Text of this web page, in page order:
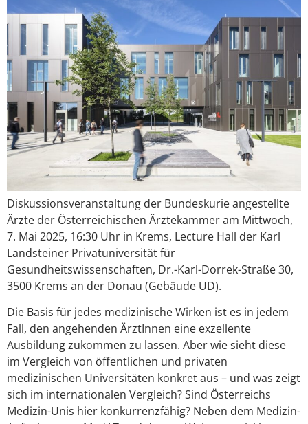
Diskussionsveranstaltung der Bundeskurie angestellte
Ärzte der Österreichischen Ärztekammer am Mittwoch,
7. Mai 2025, 16:30 Uhr in Krems, Lecture Hall der Karl
Landsteiner Privatuniversität für
Gesundheitswissenschaften, Dr.-Karl-Dorrek-Straße 30,
3500 Krems an der Donau (Gebäude UD).
Die Basis für jedes medizinische Wirken ist es in jedem
Fall, den angehenden ÄrztInnen eine exzellente
Ausbildung zukommen zu lassen. Aber wie sieht diese
im Vergleich von öffentlichen und privaten
medizinischen Universitäten konkret aus – und was zeigt
sich im internationalen Vergleich? Sind Österreichs
Medizin-Unis hier konkurrenzfähig? Neben dem Medizin-